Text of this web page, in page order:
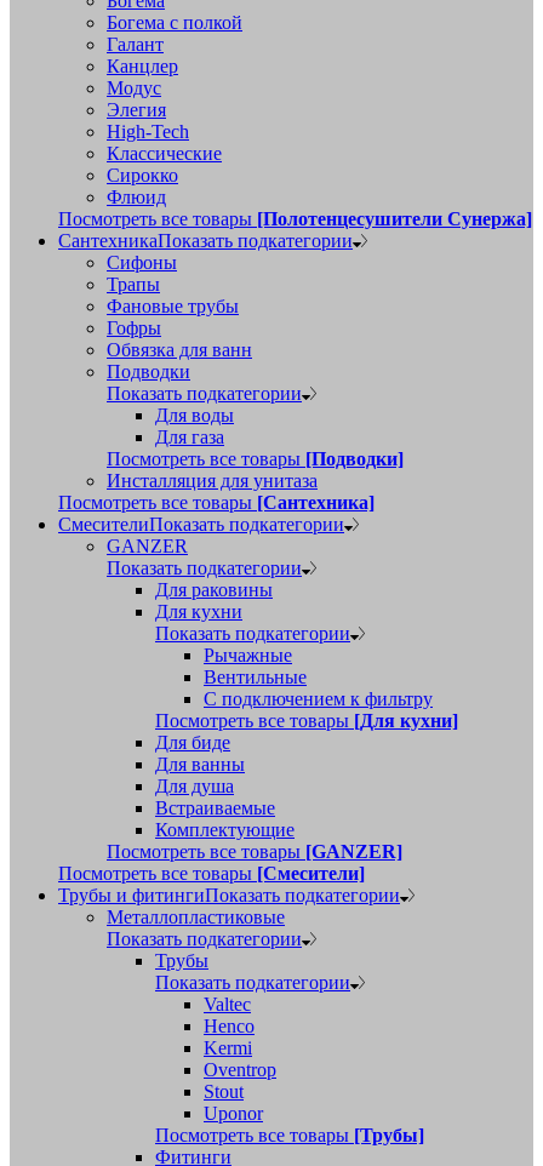
Богема с полкой
Галант
Канцлер
Модус
Элегия
High-Tech
Классические
Сирокко
Флюид
Посмотреть все товары [Полотенцесушители Сунержа]
СантехникаПоказать подкатегории
Сифоны
Трапы
Фановые трубы
Гофры
Обвязка для ванн
Подводки
Показать подкатегории
Для воды
Для газа
Посмотреть все товары [Подводки]
Инсталляция для унитаза
Посмотреть все товары [Сантехника]
СмесителиПоказать подкатегории
GANZER
Показать подкатегории
Для раковины
Для кухни
Показать подкатегории
Рычажные
Вентильные
С подключением к фильтру
Посмотреть все товары [Для кухни]
Для биде
Для ванны
Для душа
Встраиваемые
Комплектующие
Посмотреть все товары [GANZER]
Посмотреть все товары [Смесители]
Трубы и фитингиПоказать подкатегории
Металлопластиковые
Показать подкатегории
Трубы
Показать подкатегории
Valtec
Henco
Kermi
Oventrop
Stout
Uponor
Посмотреть все товары [Трубы]
Фитинги